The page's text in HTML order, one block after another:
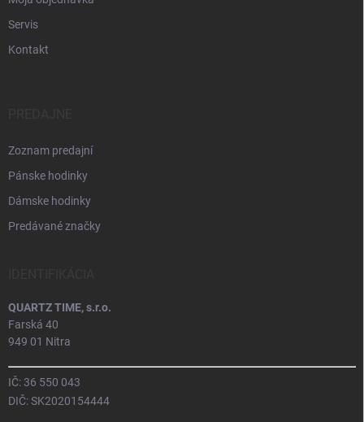
Servis
Kontakt
Zoznam predajní
Pánske hodinky
Dámske hodinky
Predávané značky
QUARTZ TIME, s.r.o.
Farská 40
949 01 Nitra
IČ: 36 550 043
DIČ: SK2020154444